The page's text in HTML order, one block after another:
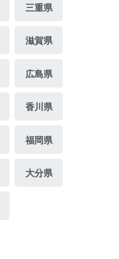
三重県
滋賀県
広島県
香川県
福岡県
大分県